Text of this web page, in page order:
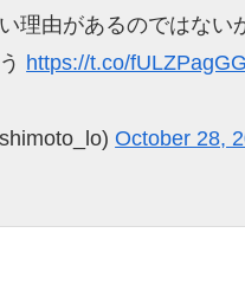
理由があるのではない
https://t.co/
October 28,